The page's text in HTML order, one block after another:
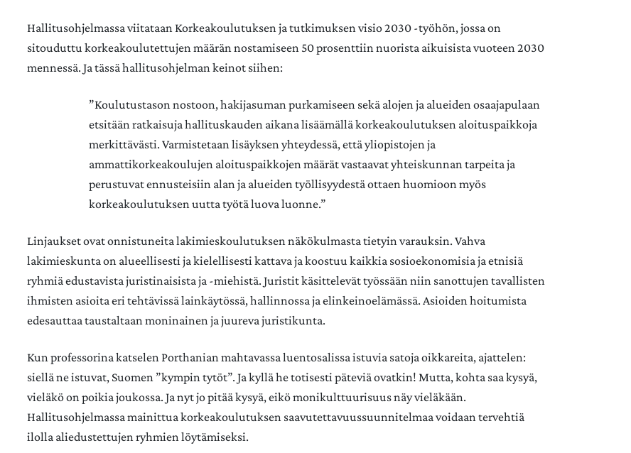
Hallitusohjelmassa viitataan Korkeakoulutuksen ja tutkimuksen visio 2030 -työhön, jossa on
sitouduttu korkeakoulutettujen määrän nostamiseen 50 prosenttiin nuorista aikuisista vuoteen 2030
mennessä. Ja tässä hallitusohjelman keinot siihen:
”Koulutustason nostoon, hakijasuman purkamiseen sekä alojen ja alueiden osaajapulaan
etsitään ratkaisuja hallituskauden aikana lisäämällä korkeakoulutuksen aloituspaikkoja
merkittävästi. Varmistetaan lisäyksen yhteydessä, että yliopistojen ja
ammattikorkeakoulujen aloituspaikkojen määrät vastaavat yhteiskunnan tarpeita ja
perustuvat ennusteisiin alan ja alueiden työllisyydestä ottaen huomioon myös
korkeakoulutuksen uutta työtä luova luonne.”
Linjaukset ovat onnistuneita lakimieskoulutuksen näkökulmasta tietyin varauksin. Vahva
lakimieskunta on alueellisesti ja kielellisesti kattava ja koostuu kaikkia sosioekonomisia ja etnisiä
ryhmiä edustavista juristinaisista ja -miehistä. Juristit käsittelevät työssään niin sanottujen tavallisten
ihmisten asioita eri tehtävissä lainkäytössä, hallinnossa ja elinkeinoelämässä. Asioiden hoitumista
edesauttaa taustaltaan moninainen ja juureva juristikunta.
Kun professorina katselen Porthanian mahtavassa luentosalissa istuvia satoja oikkareita, ajattelen:
siellä ne istuvat, Suomen ”kympin tytöt”. Ja kyllä he totisesti päteviä ovatkin! Mutta, kohta saa kysyä,
vieläkö on poikia joukossa. Ja nyt jo pitää kysyä, eikö monikulttuurisuus näy vieläkään.
Hallitusohjelmassa mainittua korkeakoulutuksen saavutettavuussuunnitelmaa voidaan tervehtiä
ilolla aliedustettujen ryhmien löytämiseksi.